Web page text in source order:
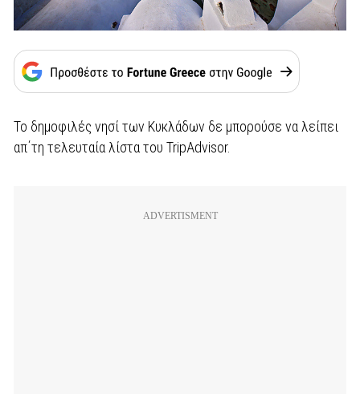
Το δημοφιλές νησί των Κυκλάδων δε μπορούσε να λείπει
απ΄τη τελευταία λίστα του TripAdvisor.